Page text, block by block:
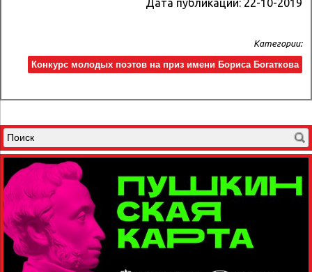
Категории:
Конкурс молодых поэтов на приз имени Бориса Богаткова